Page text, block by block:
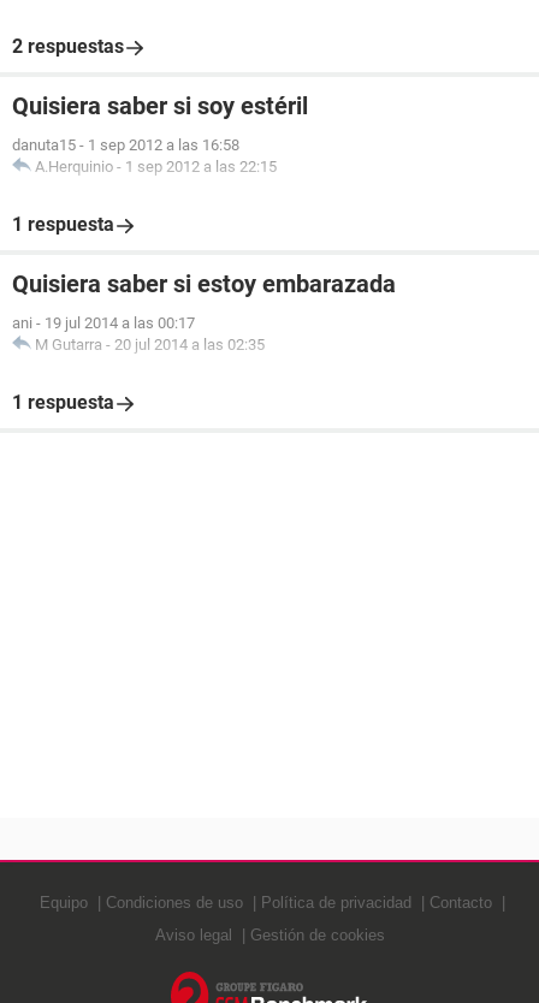
2 respuestas
Quisiera saber si soy estéril
danuta15 - 1 sep 2012 a las 16:58
A.Herquinio - 1 sep 2012 a las 22:15
1 respuesta
Quisiera saber si estoy embarazada
ani - 19 jul 2014 a las 00:17
M Gutarra - 20 jul 2014 a las 02:35
1 respuesta
Equipo Condiciones de uso Política de privacidad
Contacto
Aviso legal
Gestión de cookies